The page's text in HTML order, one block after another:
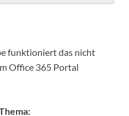
funktioniert das nicht
Office 365 Portal